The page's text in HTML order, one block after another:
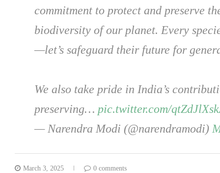
commitment to protect and preserve
biodiversity of our planet. Every
—let’s safeguard their future for
We also take pride in India’s
preserving… pic.twitter.com/
— Narendra Modi (@narendramodi)
March 3, 2025 0 comments